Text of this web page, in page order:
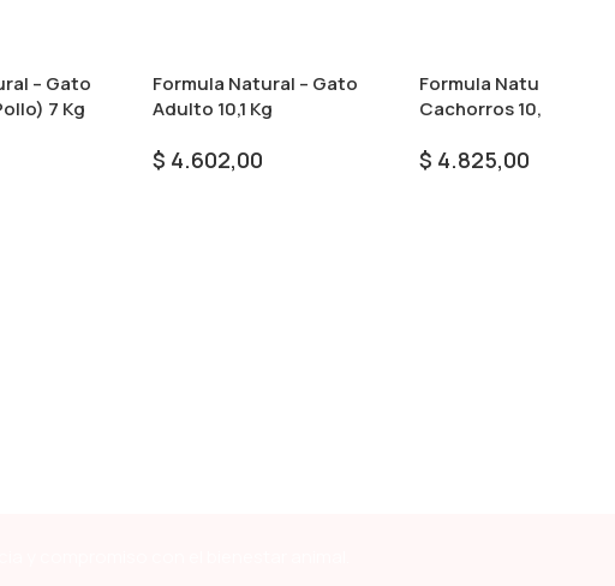
– Gato
7 Kg
Formula Natural – Gato
Adulto 10,1 Kg
$ 4.602,00
Formula Natural –
Cachorros 10,1 Kg
$ 4.825,00